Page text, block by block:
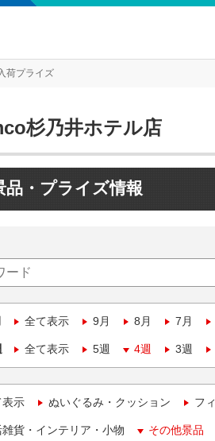
荷プライズ
杉乃井ホテル店
品・プライズ情報
全て表示 9月 8月 7月
全て表示 5週 4週 3週
表示 ぬいぐるみ・クッション フ
貨・インテリア・小物 その他景品